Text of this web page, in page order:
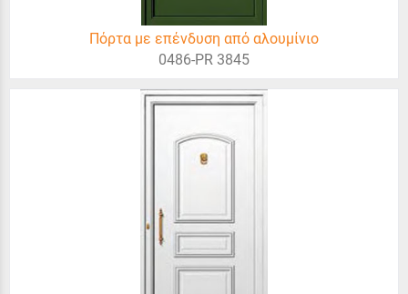
Πόρτα με επένδυση από αλουμίνιο
0486-PR 3845